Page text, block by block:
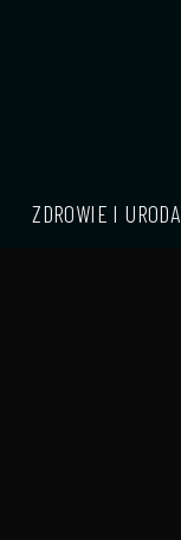
ZDROWIE I URODA